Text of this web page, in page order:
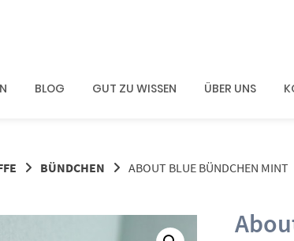
BLOG GUT ZU WISSEN ÜBER UNS
BÜNDCHEN ABOUT BLUE BÜNDCHEN MINT